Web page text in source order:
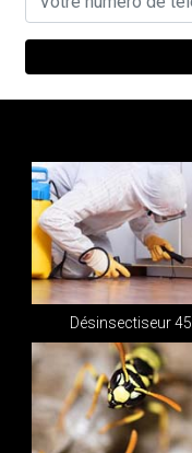
Désinsectiseur 45